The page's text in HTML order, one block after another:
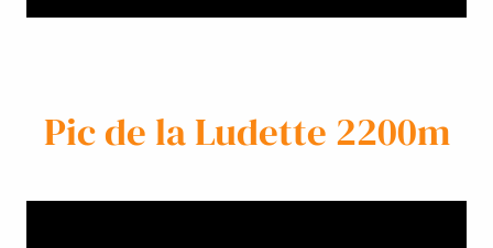
Pic de la Ludette 2200m